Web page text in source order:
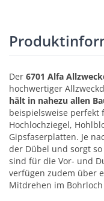
Der 6701 Alfa
hochwertiger
hält in nahezu allen
beispielsweise perfekt
Hochlochziegel,
Gipsfaserplatten. Je
der Dübel und sorgt
sind für die Vor- und
verfügen zudem über
Mitdrehen im